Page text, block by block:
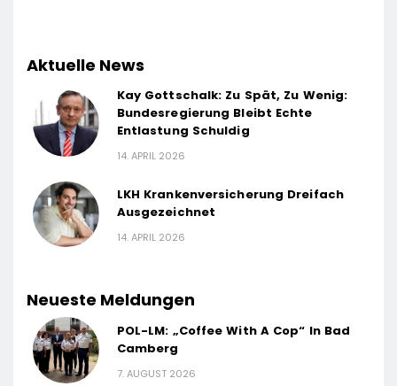
Aktuelle News
Kay Gottschalk: Zu Spät, Zu Wenig:
Bundesregierung Bleibt Echte
Entlastung Schuldig
14. APRIL 2026
LKH Krankenversicherung Dreifach
Ausgezeichnet
14. APRIL 2026
Neueste Meldungen
POL-LM: „Coffee With A Cop“ In Bad
Camberg
7. AUGUST 2026